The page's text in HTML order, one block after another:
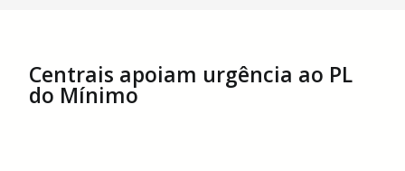
Centrais apoiam urgência ao PL
do Mínimo